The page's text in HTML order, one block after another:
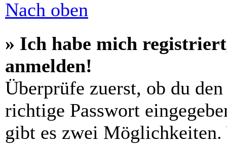
Nach oben
» Ich habe mich
anmelden!
Überprüfe zuerst, ob du
richtige Passwort
gibt es zwei